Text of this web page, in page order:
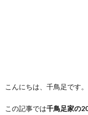
こんにちは、千鳥足です。
この記事では千鳥足家の